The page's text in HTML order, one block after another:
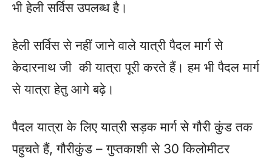
भी हेली सर्विस उपलब्ध है।
हेली सर्विस से नहीं जाने वाले यात्री पैदल मार्ग से
केदारनाथ जी की यात्रा पूरी करते हैं। हम भी पैदल मार्ग
से यात्रा हेतु आगे बढ़े।
पैदल यात्रा के लिए यात्री सड़क मार्ग से गौरी कुंड तक
पहुचते हैं, गौरीकुंड – गुप्तकाशी से 30 किलोमीटर